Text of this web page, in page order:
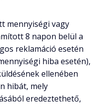
mennyiségi vagy
8 napon belül a
reklamáció esetén
hiba esetén),
ellenében
hibát, mely
eredeztethető,